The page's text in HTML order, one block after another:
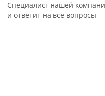
Специалист нашей
и ответит на все вопросы